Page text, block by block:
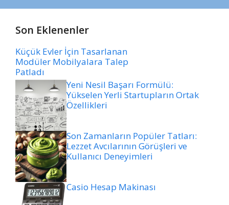
Son Eklenenler
Küçük Evler İçin Tasarlanan
Modüler Mobilyalara Talep
Patladı
Yeni Nesil Başarı Formülü:
Yükselen Yerli Startupların Ortak
Özellikleri
Son Zamanların Popüler Tatları:
Lezzet Avcılarının Görüşleri ve
Kullanıcı Deneyimleri
Casio Hesap Makinası